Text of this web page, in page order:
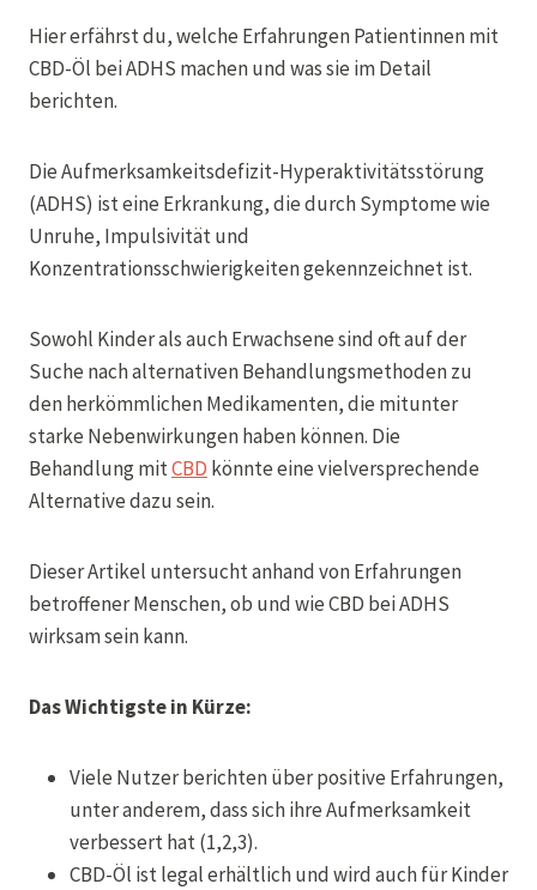
Hier erfährst du, welche Erfahrungen Patientinnen mit
CBD-Öl bei ADHS machen und was sie im Detail
berichten.
Die Aufmerksamkeitsdefizit-Hyperaktivitätsstörung
(ADHS) ist eine Erkrankung, die durch Symptome wie
Unruhe, Impulsivität und
Konzentrationsschwierigkeiten gekennzeichnet ist.
Sowohl Kinder als auch Erwachsene sind oft auf der
Suche nach alternativen Behandlungsmethoden zu
den herkömmlichen Medikamenten, die mitunter
starke Nebenwirkungen haben können. Die
Behandlung mitCBD könnte eine vielversprechende
Alternative dazu sein.
Dieser Artikel untersucht anhand von Erfahrungen
betroffener Menschen, ob und wie CBD bei ADHS
wirksam sein kann.
Das Wichtigste in Kürze:
Viele Nutzer berichten über positive Erfahrungen,
unter anderem, dass sich ihre Aufmerksamkeit
verbessert hat (1,2,3).
CBD-Öl ist legal erhältlich und wird auch für Kinder